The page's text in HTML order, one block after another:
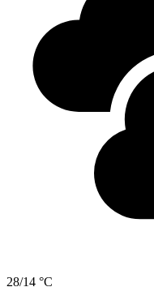
28/14 °C